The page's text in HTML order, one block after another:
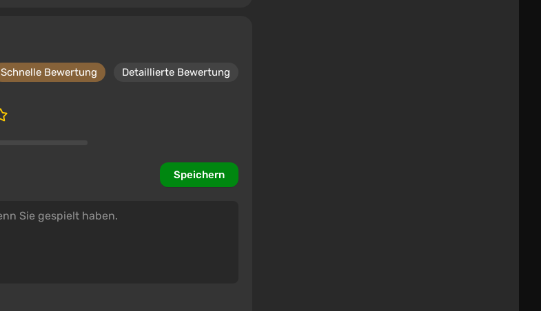
Schnelle Bewertung Detaillierte Bewertung
Speichern